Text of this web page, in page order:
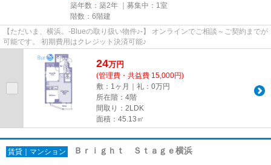
築年数：築2年 ｜募集中： 1室
階数：6階建
【ただいま、横浜。-Blueの取り扱い物件♪-】 オンラインでご相談～ご契約までが
可能です。 初期費用はクレジット決済可能♪
24万円
(管理費・共益費 15,000円)
敷：1ヶ月｜礼：0万円
所在階：4階
間取り：2LDK
面積：45.13㎡
賃貸｜マンション Ｂｒｉｇｈｔ Ｓｔａｇｅ横浜